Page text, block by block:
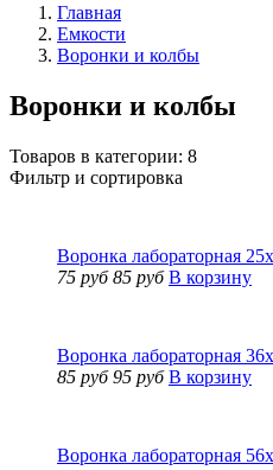
Главная
Емкости
Воронки и колбы
Воронки и колбы
Товаров в категории: 8
Фильтр и сортировка
Воронка лабораторная
75 руб 85 руб В корзину
Воронка лабораторная
85 руб 95 руб В корзину
Воронка лабораторная